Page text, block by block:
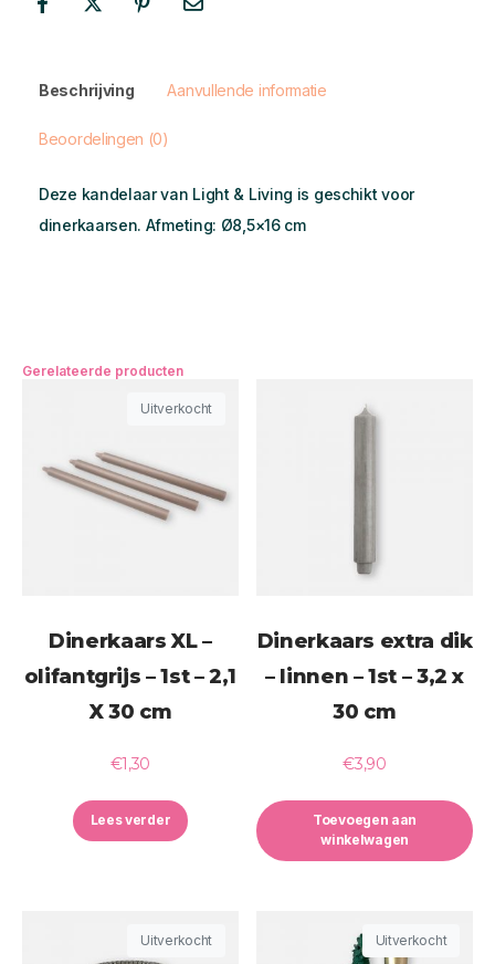
Beschrijving Aanvullende informatie
Beoordelingen (0)
Deze kandelaar van Light & Living is geschikt voor
dinerkaarsen. Afmeting: Ø8,5×16 cm
Gerelateerde producten
Uitverkocht
Dinerkaars XL –
olifantgrijs – 1st – 2,1
X 30 cm
€1,30
Lees verder
Dinerkaars extra dik
– linnen – 1st – 3,2 x
30 cm
€3,90
Toevoegen aan
winkelwagen
Uitverkocht Uitverkocht